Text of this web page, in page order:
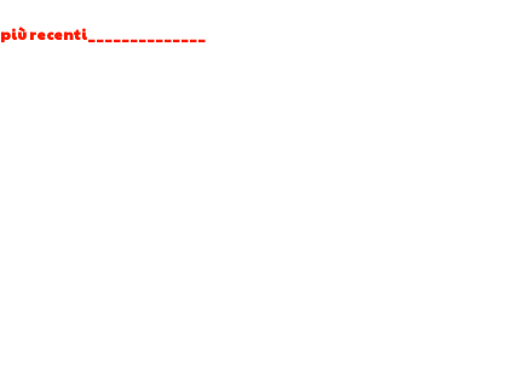
recenti______________